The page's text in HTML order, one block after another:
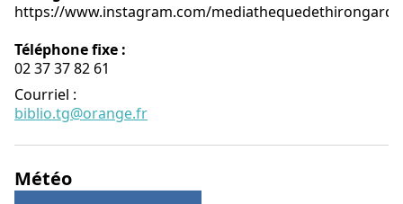
https://www.instagram.com/
Téléphone fixe :
02 37 37 82 61
Courriel :
biblio.tg@orange.fr
Météo